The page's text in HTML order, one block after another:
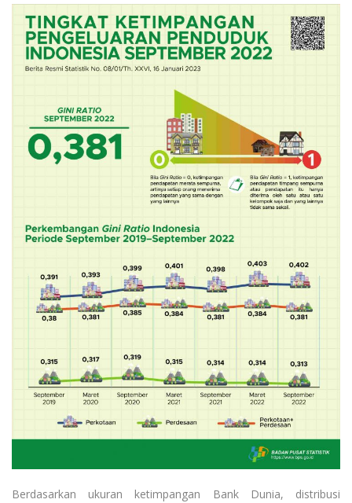
Berdasarkan ukuran ketimpangan Bank Dunia, distribusi